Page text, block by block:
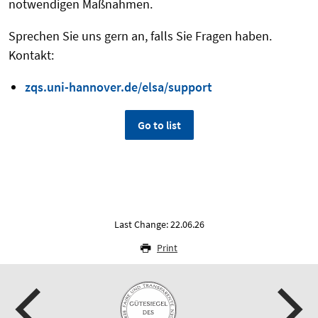
notwendigen Maßnahmen.
Sprechen Sie uns gern an, falls Sie Fragen haben.
Kontakt:
zqs.uni-hannover.de/elsa/support
Go to list
Last Change: 22.06.26
Print